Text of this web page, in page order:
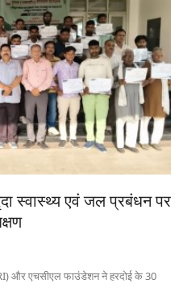
एवं जल प्रबंधन पर
और एचसीएल फाउंडेशन ने हरदोई के 30